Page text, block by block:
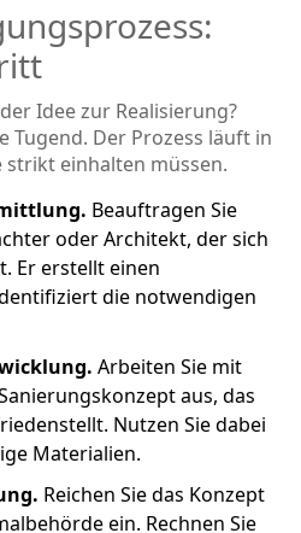
Idee zur Realisierung?
Tugend. Der Prozess läuft in
strikt einhalten müssen.
Beauftragen Sie
oder Architekt, der sich
Er erstellt einen
die notwendigen
Arbeiten Sie mit
aus, das
Nutzen Sie dabei
Materialien.
Reichen Sie das Konzept
ein. Rechnen Sie